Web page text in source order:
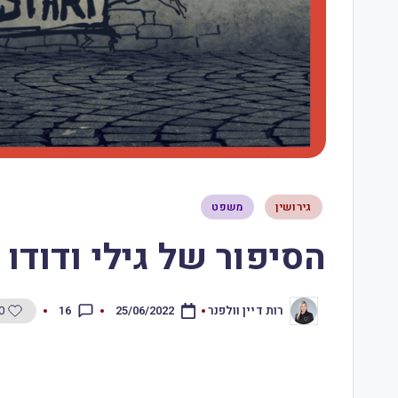
גירושין משפט
הסיפור של גילי ודודו –
רות דיין וולפנר 25/06/2022
16